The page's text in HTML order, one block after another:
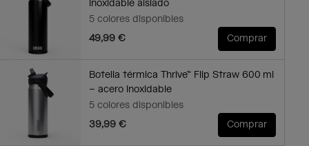
inoxidable aislado
5 colores disponibles
49,99 €
Comprar
Botella térmica Thrive™ Flip Straw 600 ml
– acero inoxidable
5 colores disponibles
39,99 €
Comprar